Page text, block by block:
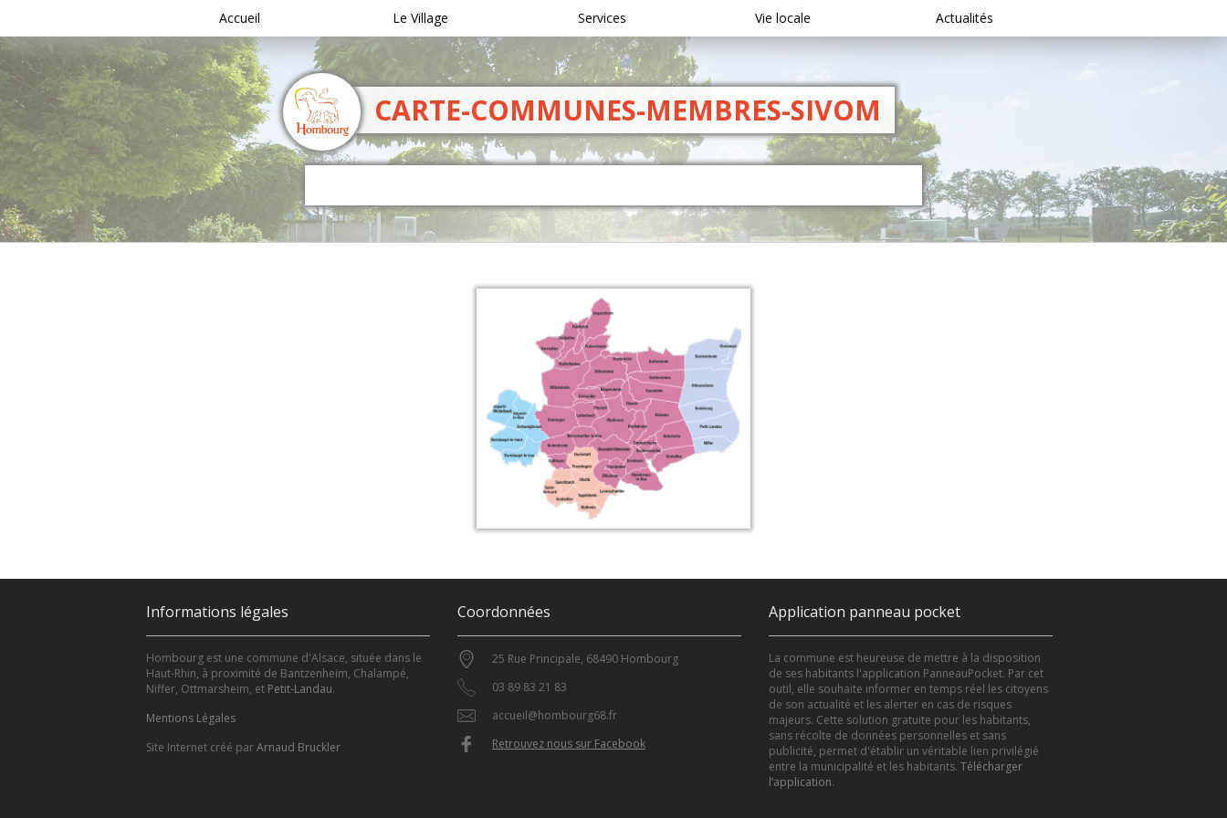
Accueil Le Village Services Vie locale Actualités
CARTE-COMMUNES-MEMBRES-SIVOM
Informations légales
Hombourg est une commune d'Alsace, située dans le
Haut-Rhin, à proximité de Bantzenheim, Chalampé,
Niffer, Ottmarsheim, et Petit-Landau.
Mentions Légales
Site Internet créé parArnaud Bruckler
Coordonnées
25 Rue Principale, 68490 Hombourg
03 89 83 21 83
accueil@hombourg68.fr
Retrouvez nous sur Facebook
Application panneau pocket
La commune est heureuse de mettre à la disposition
de ses habitants l'application PanneauPocket. Par cet
outil, elle souhaite informer en temps réel les citoyens
de son actualité et les alerter en cas de risques
majeurs. Cette solution gratuite pour les habitants,
sans récolte de données personnelles et sans
publicité, permet d'établir un véritable lien privilégié
entre la municipalité et les habitants. Télécharger
l’application.